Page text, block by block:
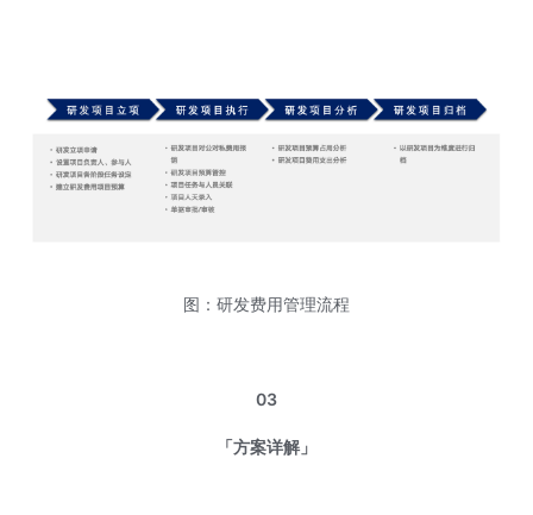
图：研发费用管理流程
03
「方案详解」